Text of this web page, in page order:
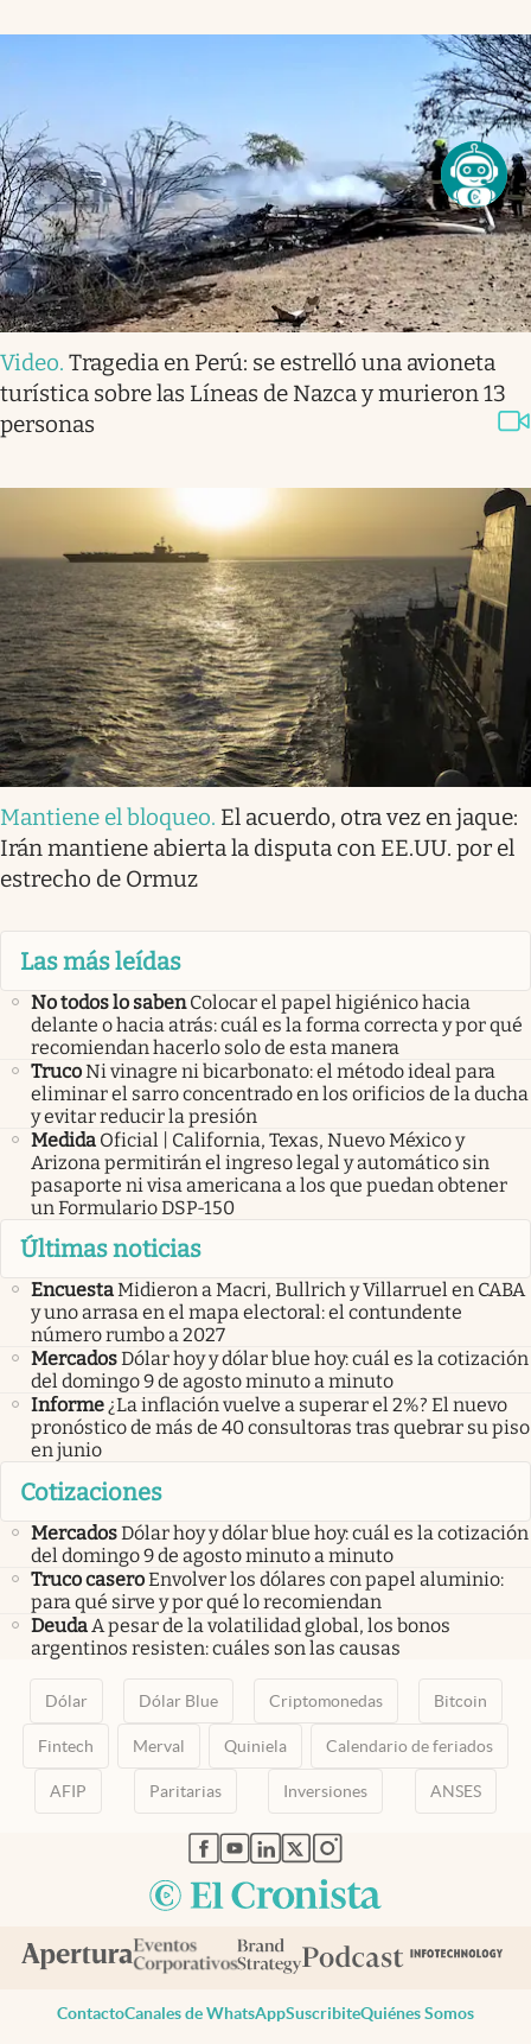
Video. Tragedia en Perú: se estrelló una avioneta
turística sobre las Líneas de Nazca y murieron 13
personas
Mantiene el bloqueo. El acuerdo, otra vez en jaque:
Irán mantiene abierta la disputa con EE.UU. por el
estrecho de Ormuz
Las más leídas
No todos lo saben Colocar el papel higiénico hacia
delante o hacia atrás: cuál es la forma correcta y por qué
recomiendan hacerlo solo de esta manera
TrucoNi vinagre ni bicarbonato: el método ideal para
eliminar el sarro concentrado en los orificios de la ducha
y evitar reducir la presión
Medida Oficial | California, Texas, Nuevo México y
Arizona permitirán el ingreso legal y automático sin
pasaporte ni visa americana a los que puedan obtener
un Formulario DSP-150
Últimas noticias
EncuestaMidieron a Macri, Bullrich y Villarruel en CABA
y uno arrasa en el mapa electoral: el contundente
número rumbo a 2027
MercadosDólar hoy y dólar blue hoy: cuál es la cotización
del domingo 9 de agosto minuto a minuto
Informe¿La inflación vuelve a superar el 2%? El nuevo
pronóstico de más de 40 consultoras tras quebrar su piso
en junio
Cotizaciones
MercadosDólar hoy y dólar blue hoy: cuál es la cotización
del domingo 9 de agosto minuto a minuto
Truco caseroEnvolver los dólares con papel aluminio:
para qué sirve y por qué lo recomiendan
Deuda A pesar de la volatilidad global, los bonos
argentinos resisten: cuáles son las causas
Dólar Dólar Blue Criptomonedas Bitcoin
Fintech Merval Quiniela Calendario de feriados
AFIP Paritarias Inversiones ANSES
abre en nueva pestaña
abre en nueva pestaña
abre en nueva pestaña
abre en nueva pestaña
abre en nueva pestaña
ContactoCanales de WhatsAppSuscribiteQuiénes Somos